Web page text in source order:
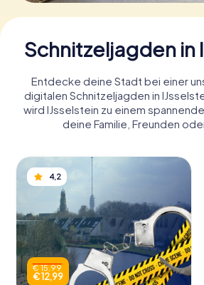
Schnitzeljagden in
Entdecke deine Stadt bei einer
digitalen Schnitzeljagden in
wird IJsselstein zu einem
deine Familie, Freunden
4,2
€ 15,99
€ 12,99